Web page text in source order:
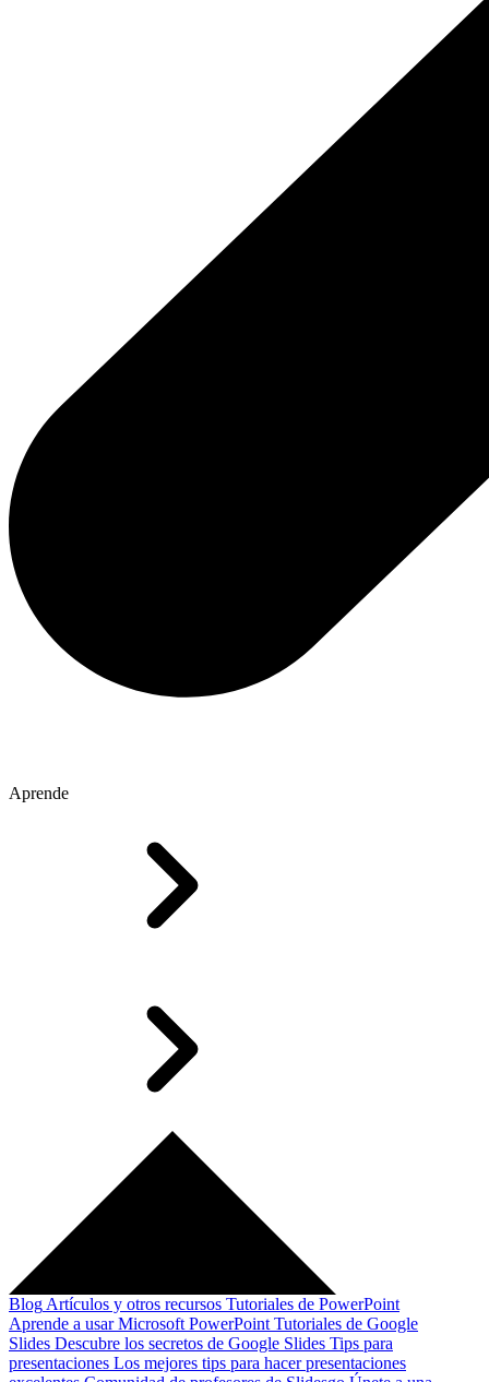
Aprende
Blog Artículos y otros recursos Tutoriales de PowerPoint
Aprende a usar Microsoft PowerPoint Tutoriales de Google
Slides Descubre los secretos de Google Slides Tips para
presentaciones Los mejores tips para hacer presentaciones